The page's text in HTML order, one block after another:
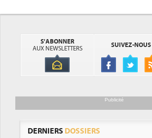
S'ABONNER
AUX NEWSLETTERS
SUIVEZ-NOUS
Publicité
DERNIERS DOSSIERS